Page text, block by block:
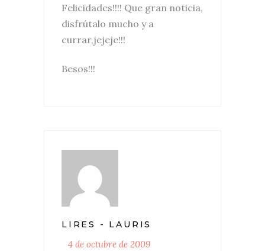
Felicidades!!!! Que gran noticia,
disfrútalo mucho y a
currar,jejeje!!!
Besos!!!
LIRES - LAURIS
4 de octubre de 2009